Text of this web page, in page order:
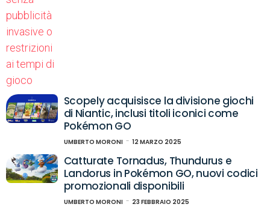
Scopely acquisisce la divisione giochi
di Niantic, inclusi titoli iconici come
Pokémon GO
UMBERTO MORONI 12 MARZO 2025
Catturate Tornadus, Thundurus e
Landorus in Pokémon GO, nuovi codici
promozionali disponibili
UMBERTO MORONI 23 FEBBRAIO 2025